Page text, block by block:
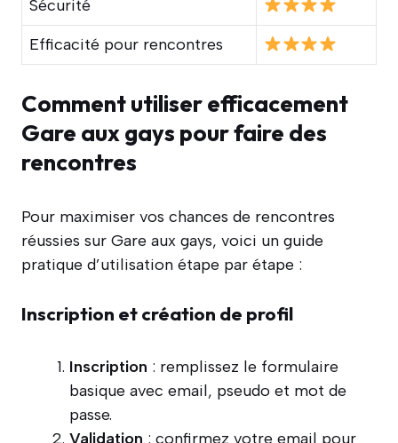
Sécurité
Efficacité pour rencontres
Comment utiliser efficacement
Gare aux gays pour faire des
rencontres
Pour maximiser vos chances de rencontres
réussies sur Gare aux gays, voici un guide
pratique d’utilisation étape par étape :
Inscription et création de profil
Inscription : remplissez le formulaire
basique avec email, pseudo et mot de
passe.
Validation : confirmez votre email pour